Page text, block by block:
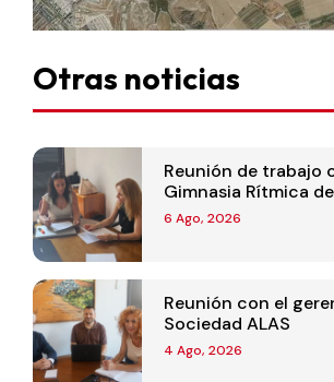
Otras noticias
Reunión de trabajo
Gimnasia Rítmica
6 Ago, 2026
Reunión con el
Sociedad ALAS
4 Ago, 2026